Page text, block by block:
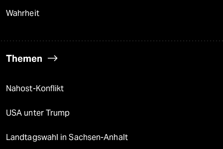
Wahrheit
Themen
Nahost-Konflikt
USA unter Trump
Landtagswahl in Sachsen-Anhalt